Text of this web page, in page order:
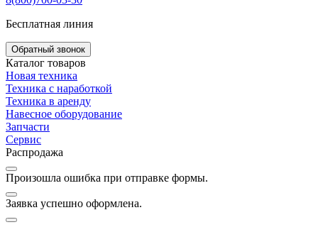
Бесплатная линия
Обратный звонок
Каталог товаров
Новая техника
Техника с наработкой
Техника в аренду
Навесное оборудование
Запчасти
Сервис
Распродажа
Произошла ошибка при отправке формы.
Заявка успешно оформлена.